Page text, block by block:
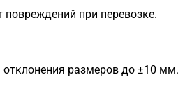
при перевозке.
размеров до ±10 мм.